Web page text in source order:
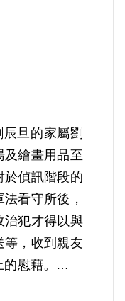
旦的家屬劉
及繪畫用品至
於偵訊階段的
看守所後，
治犯才得以與
等，收到親友
慰藉。